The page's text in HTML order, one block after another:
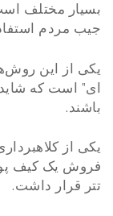
بسیار مختلف
جیب مردم
یکی از این
ای” است که شاید
باشند.
یکی از
تتر قرار داشت.